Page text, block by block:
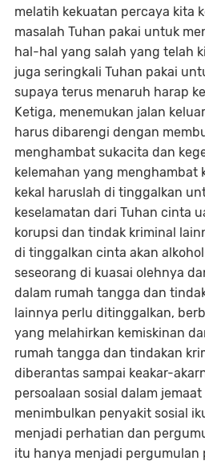
melatih kekuatan percaya kita
masalah Tuhan pakai untuk
hal-hal yang salah yang telah
juga seringkali Tuhan pakai
supaya terus menaruh harap
Ketiga, menemukan jalan
harus dibarengi dengan
menghambat sukacita dan
kelemahan yang menghambat
kekal haruslah di tinggalkan
keselamatan dari Tuhan cinta
korupsi dan tindak kriminal
di tinggalkan cinta akan
seseorang di kuasai olehnya
dalam rumah tangga dan
lainnya perlu ditinggalkan,
yang melahirkan kemiskinan
rumah tangga dan tindakan
diberantas sampai keakar-
persoalaan sosial dalam
menimbulkan penyakit sosial
menjadi perhatian dan
itu hanya menjadi pergumulan